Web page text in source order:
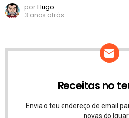
porHugo
3 anos atrás
Receitas no
Envia o teu endereço de email
novas do